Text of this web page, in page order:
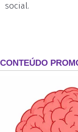
social.